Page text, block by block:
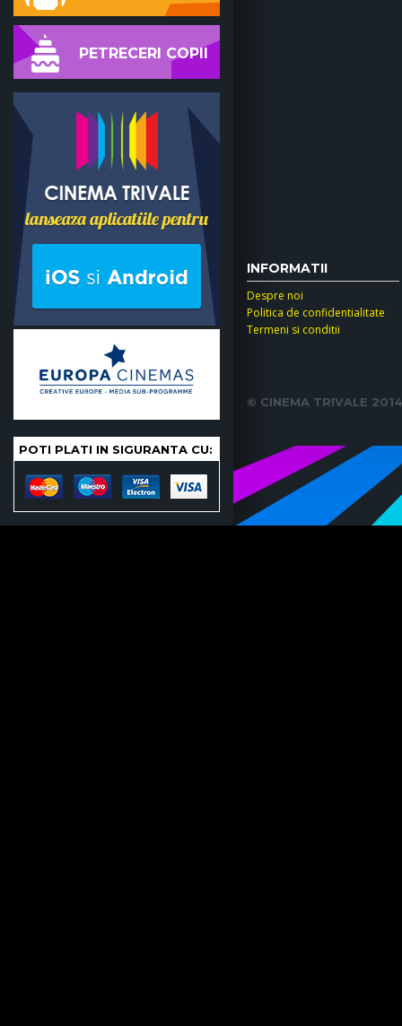
PETRECERI COPII
POTI PLATI IN SIGURANTA CU:
INFORMATII
Despre noi
Politica de confidentialitate
Termeni si conditii
© CINEMA TRIVALE